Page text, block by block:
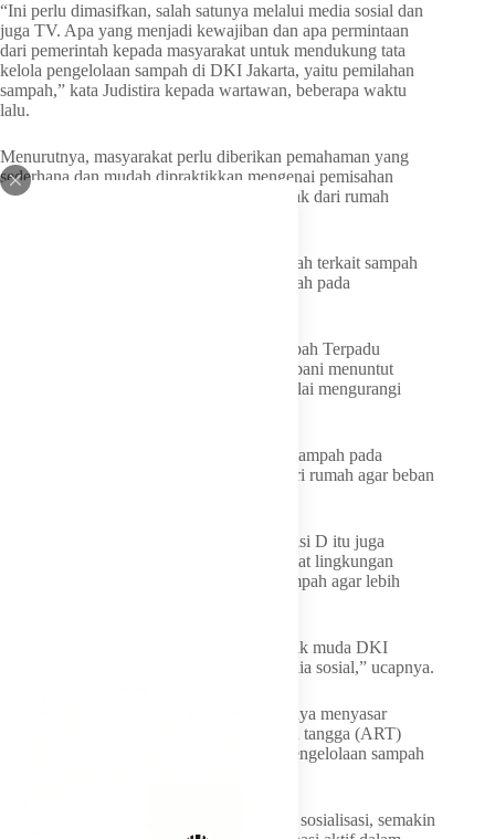
“Ini perlu dimasifkan, salah satunya melalui media sosial dan
juga TV. Apa yang menjadi kewajiban dan apa permintaan
dari pemerintah kepada masyarakat untuk mendukung tata
kelola pengelolaan sampah di DKI Jakarta, yaitu pemilahan
sampah,” kata Judistira kepada wartawan, beberapa waktu
lalu.
Menurutnya, masyarakat perlu diberikan pemahaman yang
sederhana dan mudah dipraktikkan mengenai pemisahan
sampah organik, anorganik, dan residu sejak dari rumah
Judistira menilai selama ini pesan pemerintah terkait sampah
masih terbatas pada imbauan “buang sampah pada
Padahal, kondisi Tempat Pengolahan Sampah Terpadu
(TPST) Bantargebang yang semakin terbebani menuntut
perubahan pola pikir masyarakat untuk mulai mengurangi
“Sekarang tidak cukup hanya membuang sampah pada
tempatnya. Kita harus memilah sampah dari rumah agar beban
Selain media konvensional, Anggota Komisi D itu juga
mengusulkan pelibatan influencer dan pegiat lingkungan
untuk mengampanyekan gerakan pilah sampah agar lebih
“Kita perlu melibatkan influencer anak-anak muda DKI
Jakarta untuk memassifkan ini melalui media sosial,” ucapnya.
Ia juga menyoroti bahwa edukasi tidak hanya menyasar
anggota keluarga, tetapi juga asisten rumah tangga (ART)
yang sehari-hari banyak berperan dalam pengelolaan sampah
Menurut Judistira, semakin luas jangkauan sosialisasi, semakin